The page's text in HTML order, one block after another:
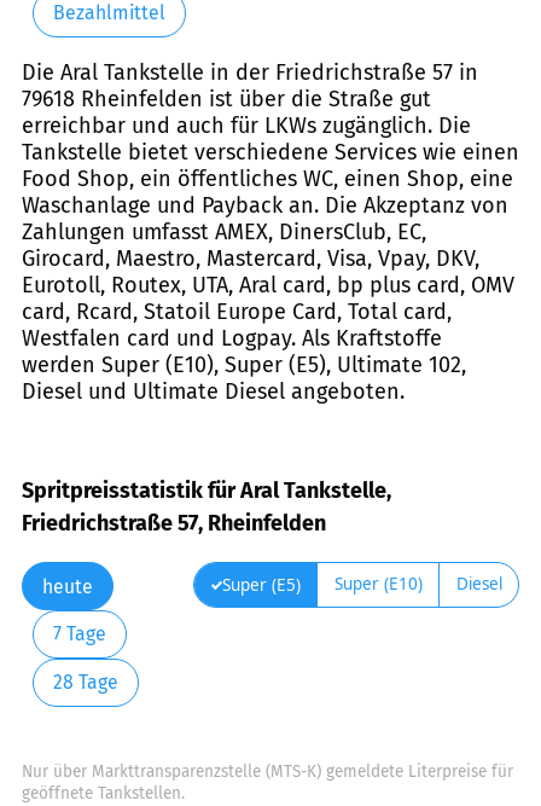
Bezahlmittel
Die Aral Tankstelle in der Friedrichstraße 57 in
79618 Rheinfelden ist über die Straße gut
erreichbar und auch für LKWs zugänglich. Die
Tankstelle bietet verschiedene Services wie einen
Food Shop, ein öffentliches WC, einen Shop, eine
Waschanlage und Payback an. Die Akzeptanz von
Zahlungen umfasst AMEX, DinersClub, EC,
Girocard, Maestro, Mastercard, Visa, Vpay, DKV,
Eurotoll, Routex, UTA, Aral card, bp plus card, OMV
card, Rcard, Statoil Europe Card, Total card,
Westfalen card und Logpay. Als Kraftstoffe
werden Super (E10), Super (E5), Ultimate 102,
Diesel und Ultimate Diesel angeboten.
Spritpreisstatistik für Aral Tankstelle,
Friedrichstraße 57, Rheinfelden
heute
7 Tage
28 Tage
Super (E5) Super (E10) Diesel
Nur über Markttransparenzstelle (MTS-K) gemeldete Literpreise für
geöffnete Tankstellen.